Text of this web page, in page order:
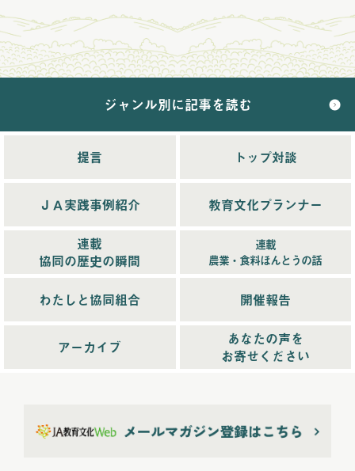
2024年10月配信
(6)
2024年11月配信(5)
2024年12月配信 (5)
(68)
2025年11月配信(6)
2025年12月配信
2025年1月配信(6)
2025年3月配信
2025年5月配信(6)
2025年10月配信
2026年2月配信
(6)
ジャンル別に記事を読む
提言 トップ対談
ＪＡ実践事例紹介 教育文化プランナー
連載
協同の歴史の瞬間
連載
農業・食料ほんとうの話
わたしと協同組合 開催報告
アーカイブ
あなたの声を
お寄せください